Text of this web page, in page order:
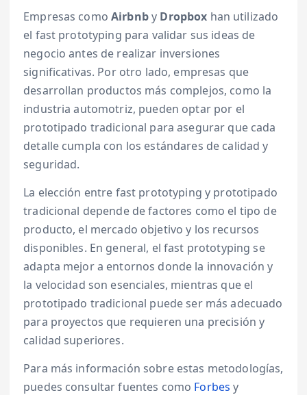
Empresas comoAirbnby Dropbox han utilizado
el fast prototyping para validar sus ideas de
negocio antes de realizar inversiones
significativas. Por otro lado, empresas que
desarrollan productos más complejos, como la
industria automotriz, pueden optar por el
prototipado tradicional para asegurar que cada
detalle cumpla con los estándares de calidad y
seguridad.
La elección entre fast prototyping y prototipado
tradicional depende de factores como el tipo de
producto, el mercado objetivo y los recursos
disponibles. En general, el fast prototyping se
adapta mejor a entornos donde la innovación y
la velocidad son esenciales, mientras que el
prototipado tradicional puede ser más adecuado
para proyectos que requieren una precisión y
calidad superiores.
Para más información sobre estas metodologías,
puedes consultar fuentes como Forbes y